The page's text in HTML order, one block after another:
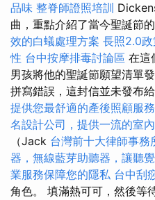
品味 整脊師證照培訓
曲，重點介紹了當今聖誕節
效的白蟻處理方案 長照2.0政
性 台中按摩排毒討論區 在這
男孩將他的聖誕節願望清單
拼寫錯誤，這封信並未發布
提供您最舒適的產後照顧服務
名設計公司，提供一流的室
（Jack 台灣前十大律師事務
器，無線藍芽助聽器，讓聽
業服務保障您的隱私 台中刮
角色。 填滿熱可可，然後等